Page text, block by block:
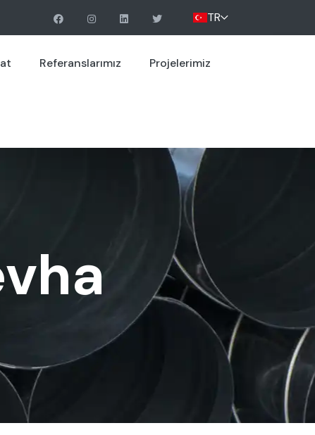
TR
Referanslarımız Projelerimiz